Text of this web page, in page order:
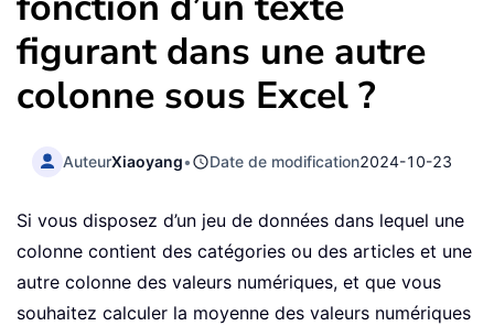
figurant dans une autre
colonne sous Excel ?
AuteurXiaoyang• Date de modification2024-10-23
Si vous disposez d’un jeu de données dans lequel une
colonne contient des catégories ou des articles et une
autre colonne des valeurs numériques, et que vous
souhaitez calculer la moyenne des valeurs numériques